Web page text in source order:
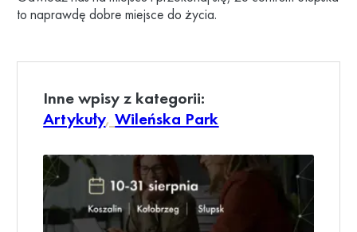
to naprawdę dobre miejsce do życia.
Inne wpisy z kategorii:
Artykuły, Wileńska Park